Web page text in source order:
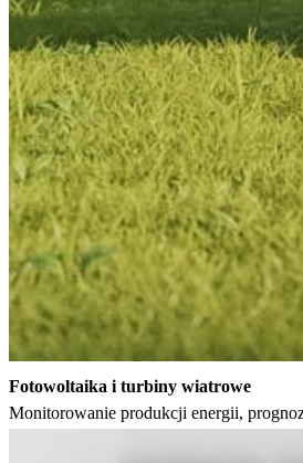
Fotowoltaika i turbiny wiatrowe
Monitorowanie produkcji energii,